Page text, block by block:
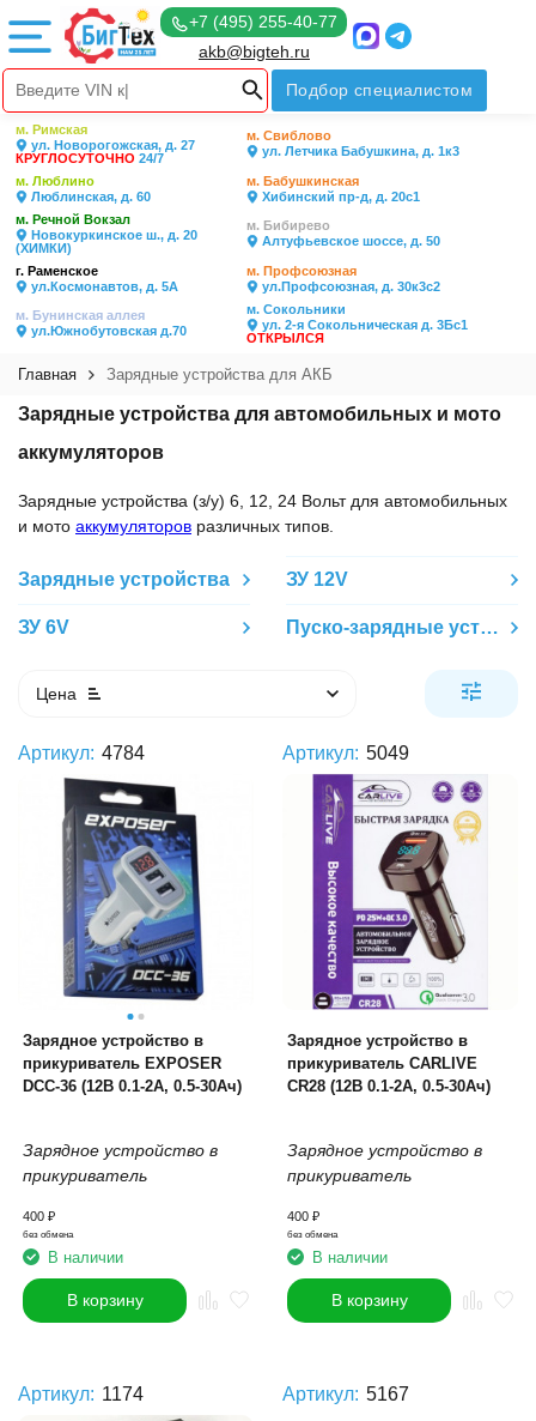
+7 (495) 255-40-77
akb@bigteh.ru
Подбор специалистом
м. Римская
ул. Новорогожская, д. 27
КРУГЛОСУТОЧНО 24/7
м. Свиблово
ул. Летчика Бабушкина, д. 1к3
м. Люблино
Люблинская, д. 60
м. Бабушкинская
Хибинский пр-д, д. 20с1
м. Речной Вокзал
Новокуркинское ш., д. 20
(ХИМКИ)
м. Бибирево
Алтуфьевское шоссе, д. 50
г. Раменское
ул.Космонавтов, д. 5А
м. Профсоюзная
ул.Профсоюзная, д. 30к3с2
м. Бунинская аллея
ул.Южнобутовская д.70
м. Сокольники
ул. 2-я Сокольническая д. 3Бс1
ОТКРЫЛСЯ
Главная Зарядные устройства для АКБ
Зарядные устройства для автомобильных и мото
аккумуляторов
Зарядные устройства (з/у) 6, 12, 24 Вольт для автомобильных
и мото аккумуляторов различных типов.
Зарядные устройства ЗУ 12V
ЗУ 6V Пуско-зарядные устройства
Цена
Артикул: 4784
Зарядное устройство в
прикуриватель EXPOSER
DCC-36 (12В 0.1-2А, 0.5-30Ач)
Зарядное устройство в
прикуриватель
400 ₽
без обмена
В наличии
В корзину
Артикул: 5049
Зарядное устройство в
прикуриватель CARLIVE
CR28 (12В 0.1-2А, 0.5-30Ач)
Зарядное устройство в
прикуриватель
400 ₽
без обмена
В наличии
В корзину
Артикул: 1174 Артикул: 5167